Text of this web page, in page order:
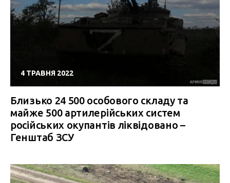
4 ТРАВНЯ 2022
Близько 24 500 особового складу та
майже 500 артилерійських систем
російських окупантів ліквідовано –
Генштаб ЗСУ